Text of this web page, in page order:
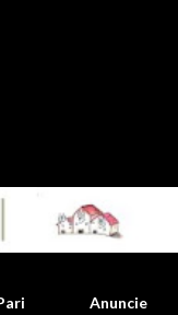
Anuncie